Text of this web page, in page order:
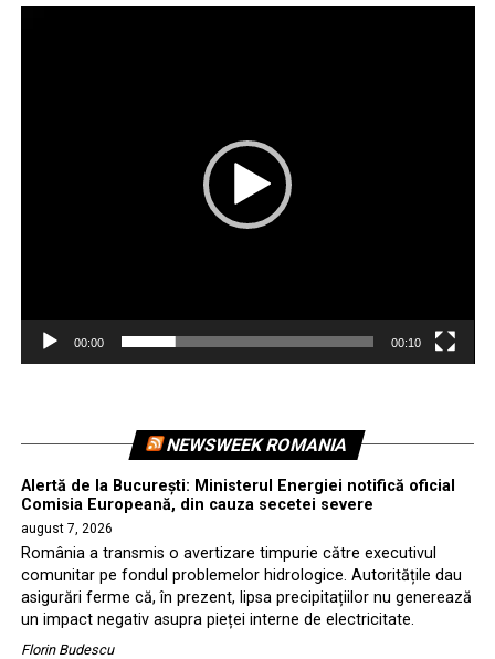
Player
00:00 00:10
NEWSWEEK ROMANIA
Alertă de la București: Ministerul Energiei notifică oficial
Comisia Europeană, din cauza secetei severe
august 7, 2026
România a transmis o avertizare timpurie către executivul
comunitar pe fondul problemelor hidrologice. Autoritățile dau
asigurări ferme că, în prezent, lipsa precipitațiilor nu generează
un impact negativ asupra pieței interne de electricitate.
Florin Budescu